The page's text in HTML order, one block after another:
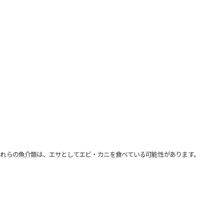
の魚介類は、エサとしてエビ・カニを食べている可能性があります。